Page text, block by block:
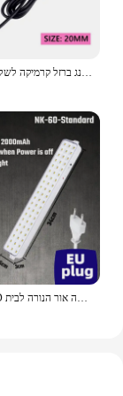
מקצועי שיער קרלינג ברזל קרמיקה לשלושה חבית שיער Curler מגהצים שיער גל להסס סטיילינג כלים שיער Styler שרביט
כוח הפסקת LED חירום אור נייד קיר-רכוב נטענת אוטומטי עבודה פנס אור הסוללה אור הנורה לבית